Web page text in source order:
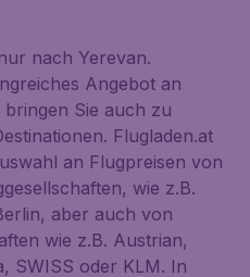
nach Yerevan.
Angebot an
Sie auch zu
Flugladen.at
an Flugpreisen von
wie z.B.
aber auch von
wie z.B. Austrian,
SWISS oder KLM. In